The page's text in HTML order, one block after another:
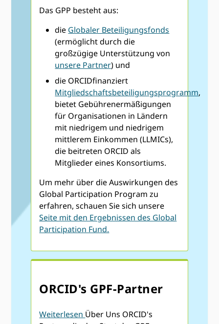
Das GPP besteht aus:
die Globaler Beteiligungsfonds
(ermöglicht durch die
großzügige Unterstützung von
unsere Partner) und
die ORCIDfinanziert
Mitgliedschaftsbeteiligungsprogramm,
bietet Gebührenermäßigungen
für Organisationen in Ländern
mit niedrigem und niedrigem
mittlerem Einkommen (LLMICs),
die beitreten ORCID als
Mitglieder eines Konsortiums.
Um mehr über die Auswirkungen des
Global Participation Program zu
erfahren, schauen Sie sich unsere
Seite mit den Ergebnissen des Global
Participation Fund.
ORCID's GPF-Partner
Weiterlesen Über Uns ORCID's